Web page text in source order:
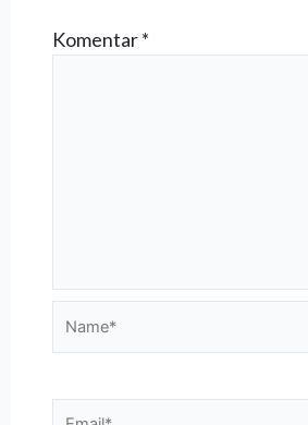
Komentar*
Email*